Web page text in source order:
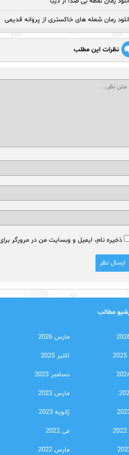
رمان شعله های خاکستری از پروانه قدیمی
نظرات این مطلب
ذخیره نام، ایمیل و وبسایت من در مرورگر
مطالب
مارس 2026
اکتبر 2025
دسامبر 2023
مارس 2023
ژانویه 2023
می 2022
مارس 2022